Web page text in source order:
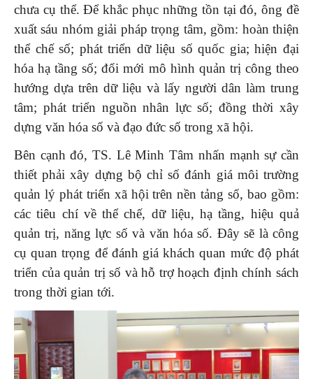
chưa cụ thể. Để khắc phục những tồn tại đó, ông đề
xuất sáu nhóm giải pháp trọng tâm, gồm: hoàn thiện
thể chế số; phát triển dữ liệu số quốc gia; hiện đại
hóa hạ tầng số; đổi mới mô hình quản trị công theo
hướng dựa trên dữ liệu và lấy người dân làm trung
tâm; phát triển nguồn nhân lực số; đồng thời xây
dựng văn hóa số và đạo đức số trong xã hội.
Bên cạnh đó, TS. Lê Minh Tâm nhấn mạnh sự cần
thiết phải xây dựng bộ chỉ số đánh giá môi trường
quản lý phát triển xã hội trên nền tảng số, bao gồm:
các tiêu chí về thể chế, dữ liệu, hạ tầng, hiệu quả
quản trị, năng lực số và văn hóa số. Đây sẽ là công
cụ quan trọng để đánh giá khách quan mức độ phát
triển của quản trị số và hỗ trợ hoạch định chính sách
trong thời gian tới.